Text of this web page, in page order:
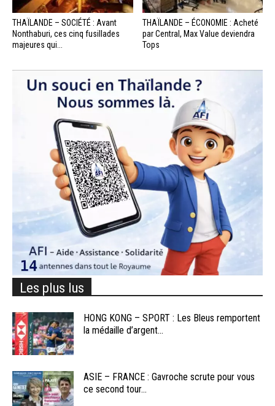
THAÏLANDE – SOCIÉTÉ : Avant
Nonthaburi, ces cinq fusillades
majeures qui...
THAÏLANDE – ÉCONOMIE : Acheté
par Central, Max Value deviendra
Tops
Les plus lus
HONG KONG – SPORT : Les Bleus remportent
la médaille d’argent...
ASIE – FRANCE : Gavroche scrute pour vous
ce second tour...